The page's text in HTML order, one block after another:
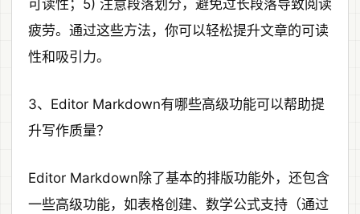
可读性；5) 注意段落划分，避免过长段落导致阅读
疲劳。通过这些方法，你可以轻松提升文章的可读
性和吸引力。
3、Editor Markdown有哪些高级功能可以帮助提
升写作质量？
Editor Markdown除了基本的排版功能外，还包含
一些高级功能，如表格创建、数学公式支持（通过